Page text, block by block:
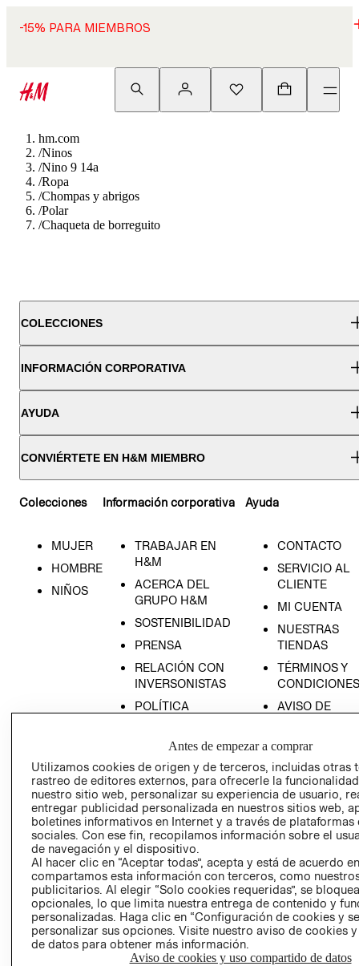
-15% PARA MIEMBROS
hm.com
/Ninos
/Nino 9 14a
/Ropa
/Chompas y abrigos
/Polar
/Chaqueta de borreguito
COLECCIONES
INFORMACIÓN CORPORATIVA
AYUDA
CONVIÉRTETE EN H&M MIEMBRO
Colecciones
MUJER
HOMBRE
NIÑOS
Información corporativa
TRABAJAR EN
H&M
ACERCA DEL
GRUPO H&M
SOSTENIBILIDAD
PRENSA
RELACIÓN CON
INVERSONISTAS
POLÍTICA
Ayuda
CONTACTO
SERVICIO AL
CLIENTE
MI CUENTA
NUESTRAS
TIENDAS
TÉRMINOS Y
CONDICIONES
AVISO DE
GIFT CARD
AVISO DE
COOKIES
LIBRO DE
Ecuador ($)
Antes de empezar a comprar
Utilizamos cookies de origen y de terceros, incluidas otras
rastreo de editores externos, para ofrecerle la
nuestro sitio web, personalizar su experiencia de usuario,
entregar publicidad personalizada en nuestros sitios web,
boletines informativos en Internet y a través de plataformas
sociales. Con ese fin, recopilamos información sobre el
de navegación y el dispositivo.
Al hacer clic en “Aceptar todas”, acepta y está de acuerdo
compartamos esta información con terceros, como
publicitarios. Al elegir “Solo cookies requeridas”, se
opcionales, lo que limita nuestra entrega de contenido y
personalizadas. Haga clic en “Configuración de cookies y
personalizar sus opciones. Visite nuestro aviso de cookies
de datos para obtener más información.
Aviso de cookies y uso compartido de datos